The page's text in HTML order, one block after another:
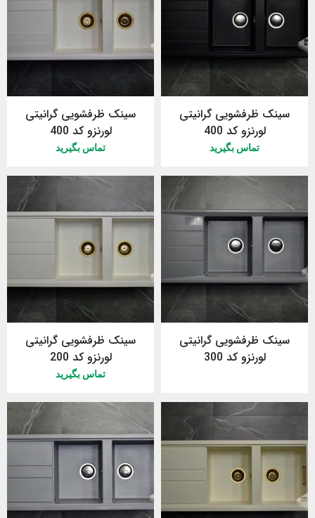
سینک ظرفشویی گرانیتی
لورنزو کد 400
تماس بگیرید
سینک ظرفشویی گرانیتی
لورنزو کد 400
تماس بگیرید
سینک ظرفشویی گرانیتی
لورنزو کد 300
سینک ظرفشویی گرانیتی
لورنزو کد 200
تماس بگیرید